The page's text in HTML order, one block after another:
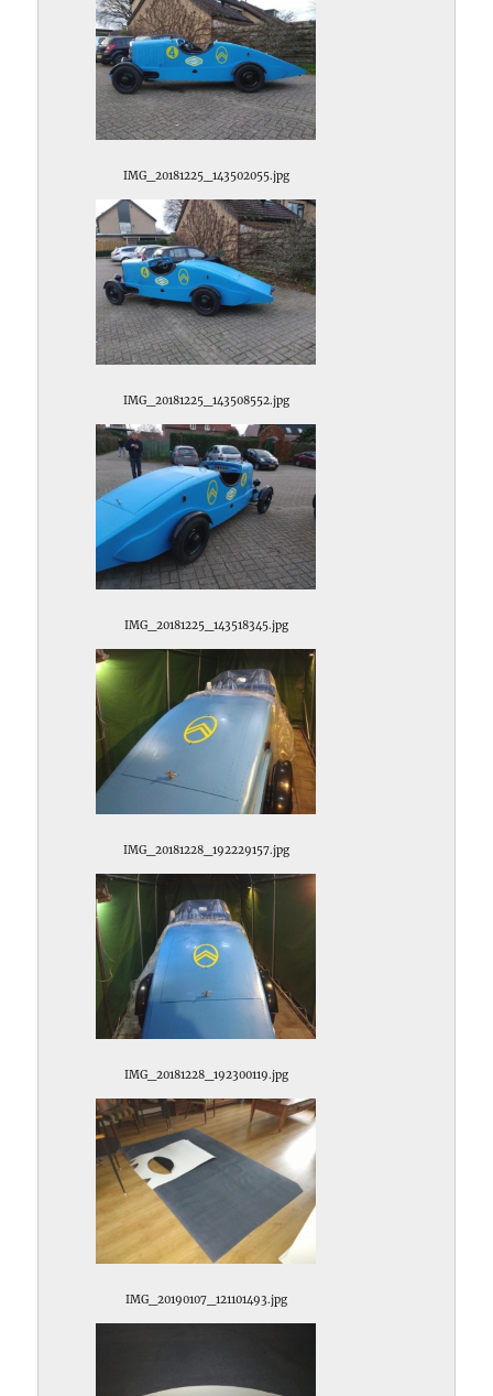
IMG_20181225_143502055.jpg
IMG_20181225_143508552.jpg
IMG_20181225_143518345.jpg
IMG_20181228_192229157.jpg
IMG_20181228_192300119.jpg
IMG_20190107_121101493.jpg